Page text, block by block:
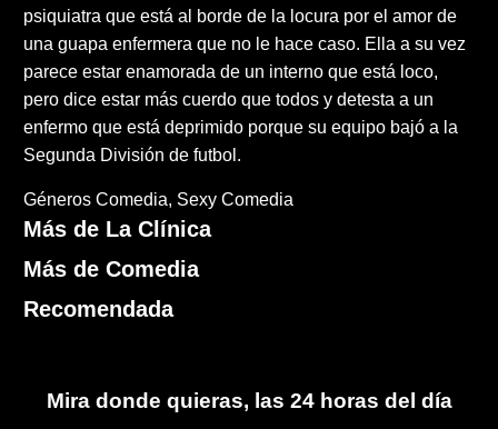
psiquiatra que está al borde de la locura por el amor de
una guapa enfermera que no le hace caso. Ella a su vez
parece estar enamorada de un interno que está loco,
pero dice estar más cuerdo que todos y detesta a un
enfermo que está deprimido porque su equipo bajó a la
Segunda División de futbol.
Géneros Comedia Sexy Comedia
Más de La Clínica
Más de Comedia
Recomendada
Mira donde quieras, las 24 horas del día